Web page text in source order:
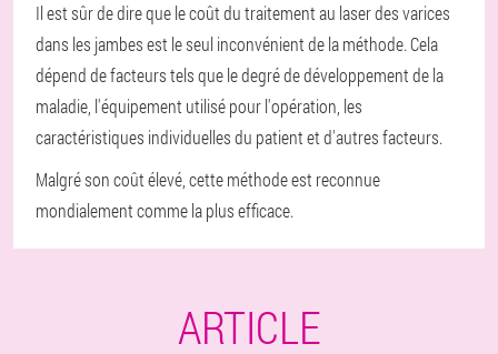
Il est sûr de dire que le coût du traitement au laser des varices
dans les jambes est le seul inconvénient de la méthode. Cela
dépend de facteurs tels que le degré de développement de la
maladie, l'équipement utilisé pour l'opération, les
caractéristiques individuelles du patient et d'autres facteurs.
Malgré son coût élevé, cette méthode est reconnue
mondialement comme la plus efficace.
ARTICLE